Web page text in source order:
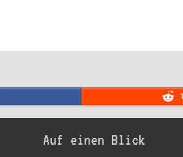
Auf einen Blick